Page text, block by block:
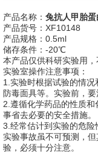
产品名称： 兔抗人甲胎蛋
产品货号：XF10148
产品规格：0.5ml
储存条件：-20℃
本产品仅供科研实验用，
实验室操作注意事项：
1.实验时根据试验的情
防毒面具等。实验前，
2.遵循化学药品的性质
事省去必要的安全措施。
3.经常估计到实验的危险
实验事故虽不可预测，
验，必须十分注意。